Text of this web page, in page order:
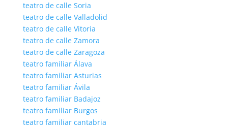
teatro de calle Soria
teatro de calle Valladolid
teatro de calle Vitoria
teatro de calle Zamora
teatro de calle Zaragoza
teatro familiar Álava
teatro familiar Asturias
teatro familiar Ávila
teatro familiar Badajoz
teatro familiar Burgos
teatro familiar cantabria